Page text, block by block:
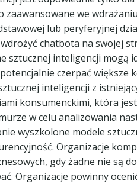
we
lub peryferyjnej
chatbota na swojej
inteligencji mogą
czerpać większe
inteligencji z
konsumenckimi, która
w celu analizowania
wyszkolone modele
Organizacje
gdy żadne nie są
Organizacje powinny